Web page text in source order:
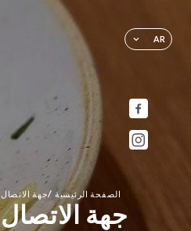
AR
الصفحة الرئيسية /جهة الاتصال
جهة الاتصال